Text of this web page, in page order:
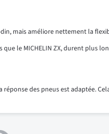
mais améliore nettement la
que le MICHELIN ZX, durent plus
réponse des pneus est adaptée.